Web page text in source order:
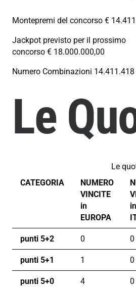
Montepremi del concorso €
Jackpot previsto per il prossimo
concorso € 18.000.000,00
Numero Combinazioni 14.411.418
Le
Le
CATEGORIA
NUMERO
VINCITE
in
EUROPA
in
punti 5+2 0 0
punti 5+1 1 0
punti 5+0 4 0